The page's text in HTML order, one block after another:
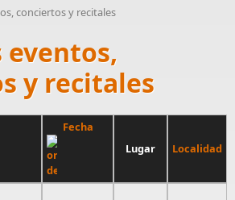
conciertos y recitales
eventos,
y recitales
Fecha
Lugar
Localidad